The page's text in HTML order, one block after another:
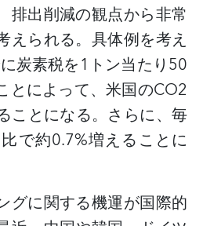
排出削減の観点から非常
えられる。具体例を考え
炭素税を1 トン当たり50
とによって、米国のCO2
ことになる。さらに、毎
比で約0.7%増えることに
グに関する機運が国際的